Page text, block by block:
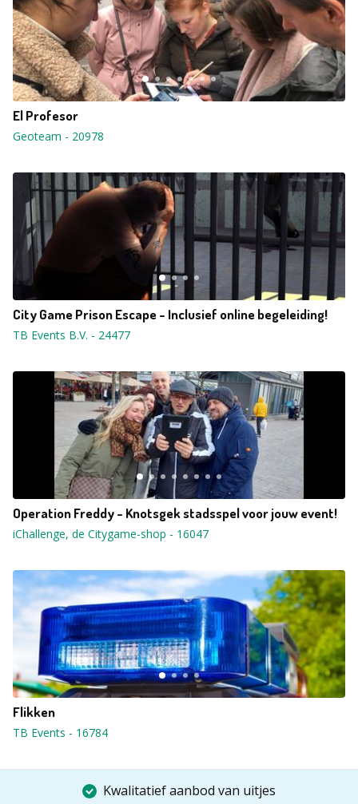
El Profesor
Geoteam - 20978
City Game Prison Escape - Inclusief online begeleiding!
TB Events B.V. - 24477
Operation Freddy - Knotsgek stadsspel voor jouw event!
iChallenge, de Citygame-shop - 16047
Flikken
TB Events - 16784
Kwalitatief aanbod van uitjes